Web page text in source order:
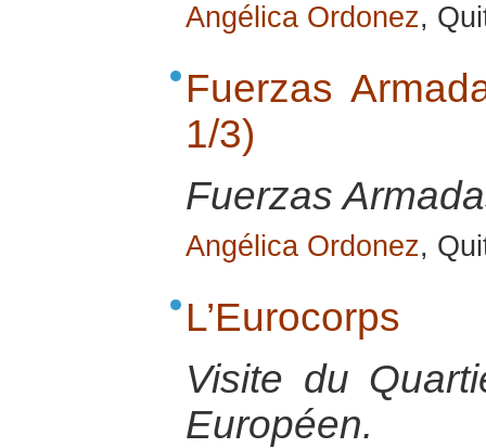
Angélica Ordonez,
Fuerzas
1/3)
Fuerzas
Angélica Ordonez,
L’Eurocorps
Visite du
Européen.